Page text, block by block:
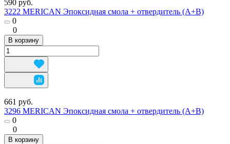
590 руб.
3222 MERICAN Эпоксидная смола + отвердитель (А+В)
0
0
В корзину
661 руб.
3296 MERICAN Эпоксидная смола + отвердитель (А+В)
0
0
В корзину